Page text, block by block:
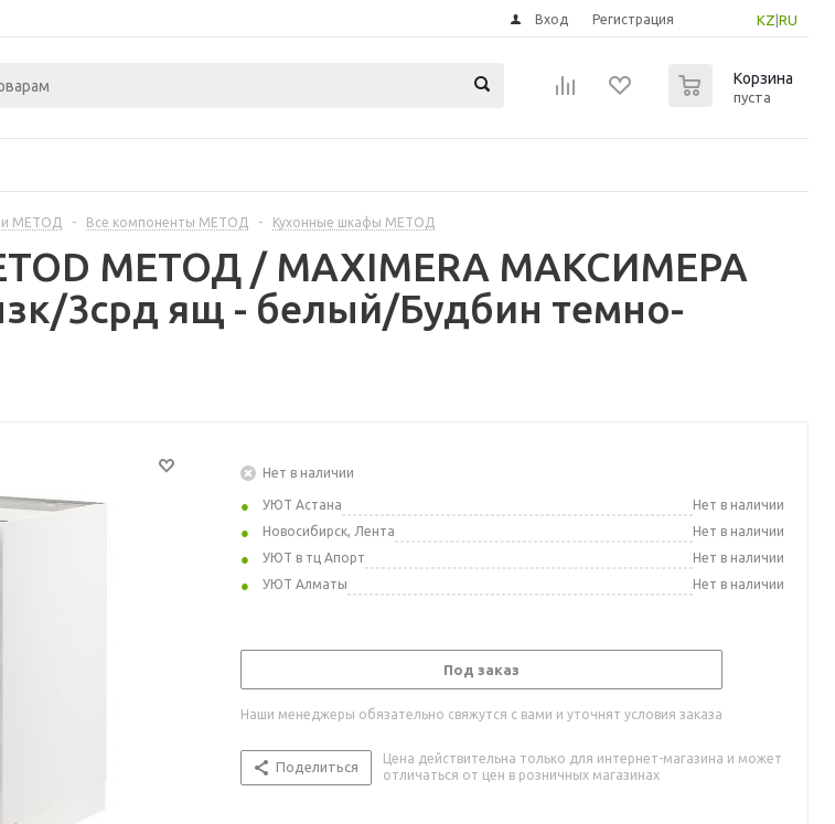
KZ RU
Вход Регистрация
Корзина
пуста
МЕТОД - Все компоненты МЕТОД - Кухонные шкафы МЕТОД
МЕТОД / MAXIMERA МАКСИМЕРА
3срд ящ - белый/Будбин темно-
Нет в наличии
УЮТ Астана
Нет в наличии
Новосибирск, Лента
Нет в наличии
УЮТ в тц Апорт
Нет в наличии
УЮТ Алматы
Нет в наличии
Под заказ
Наши менеджеры обязательно свяжутся с вами и уточнят условия заказа
Поделиться
Цена действительна только для интернет-магазина и может
отличаться от цен в розничных магазинах